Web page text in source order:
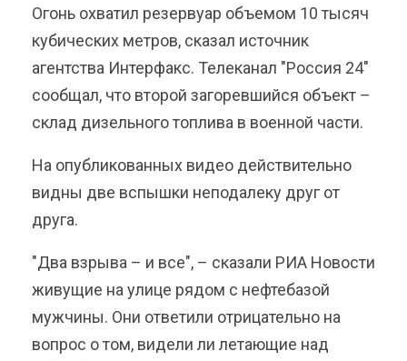
Огонь охватил резервуар объемом 10 тысяч
кубических метров, сказал источник
агентства Интерфакс. Телеканал "Россия 24"
сообщал, что второй загоревшийся объект –
склад дизельного топлива в военной части.
На опубликованных видео действительно
видны две вспышки неподалеку друг от
друга.
"Два взрыва – и все", – сказали РИА Новости
живущие на улице рядом с нефтебазой
мужчины. Они ответили отрицательно на
вопрос о том, видели ли летающие над